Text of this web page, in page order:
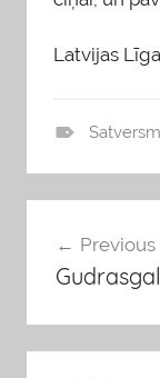
Latvijas
g
s
Ziņu
izvēlne
Previous